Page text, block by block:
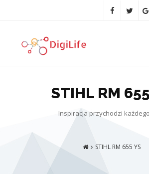
STIHL RM
Inspiracja przychodzi
STIHL RM 655 YS